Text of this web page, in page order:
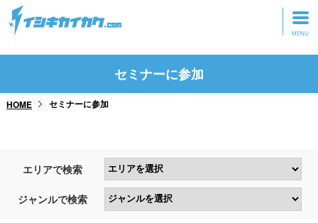
トップページ
研修・ツアーに参加
セミナーに参加
HOME セミナーに参加
エリアで検索
ジャンルで検索